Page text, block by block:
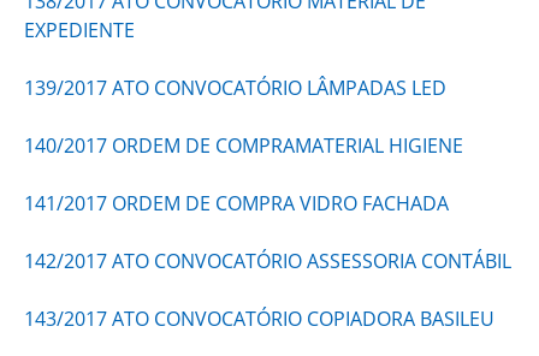
EXPEDIENTE
139/2017 ATO CONVOCATÓRIO LÂMPADAS LED
140/2017 ORDEM DE COMPRAMATERIAL HIGIENE
141/2017 ORDEM DE COMPRA VIDRO FACHADA
142/2017 ATO CONVOCATÓRIO ASSESSORIA CONTÁBIL
143/2017 ATO CONVOCATÓRIO COPIADORA BASILEU